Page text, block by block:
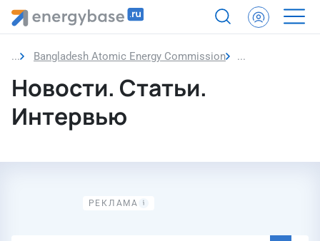
Bangladesh Atomic Energy Commission Новости
Новости. Статьи.
Интервью